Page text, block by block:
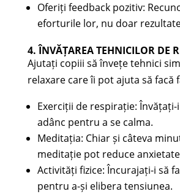
Oferiți feedback pozitiv:
eforturile lor, nu doar
4. ÎNVĂȚAREA TEHNICILOR DE
Ajutați copiii să învețe tehnici
relaxare care îi pot ajuta să facă
Exerciții de respirație:
adânc pentru a se calma.
Meditația: Chiar și câteva
meditație pot reduce
Activități fizice: Încurajați-i să
pentru a-și elibera tensiunea.